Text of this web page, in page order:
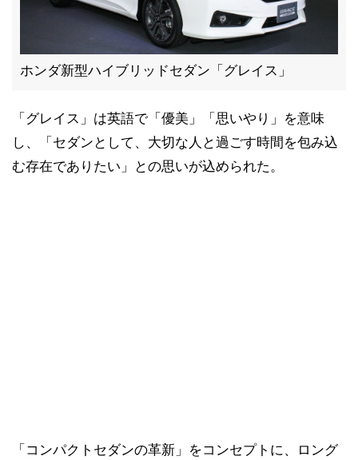
ホンダ新型ハイブリッドセダン「グレイス」
「グレイス」は英語で「優美」「思いやり」を意味
し、「セダンとして、大切な人と過ごす時間を包み込
む存在でありたい」との思いが込められた。
「コンパクトセダンの革新」をコンセプトに、ロング